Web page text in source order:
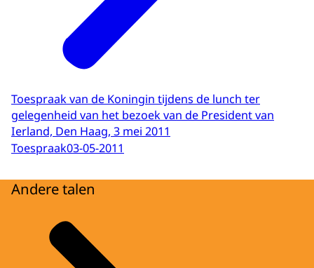
Toespraak van de Koningin tijdens de lunch ter
gelegenheid van het bezoek van de President van
Ierland, Den Haag, 3 mei 2011
Toespraak03-05-2011
Andere talen